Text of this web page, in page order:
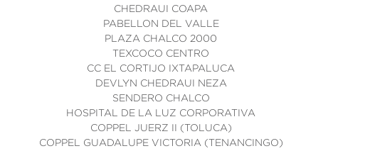
CHEDRAUI COAPA
PABELLON DEL VALLE
PLAZA CHALCO 2000
TEXCOCO CENTRO
CC EL CORTIJO IXTAPALUCA
DEVLYN CHEDRAUI NEZA
SENDERO CHALCO
HOSPITAL DE LA LUZ CORPORATIVA
COPPEL JUERZ II (TOLUCA)
COPPEL GUADALUPE VICTORIA (TENANCINGO)